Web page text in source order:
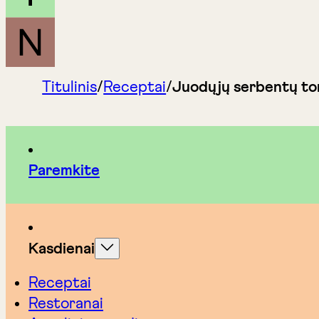
Titulinis/Receptai/Juodųjų serbentų
Paremkite
Kasdienai
Receptai
Restoranai